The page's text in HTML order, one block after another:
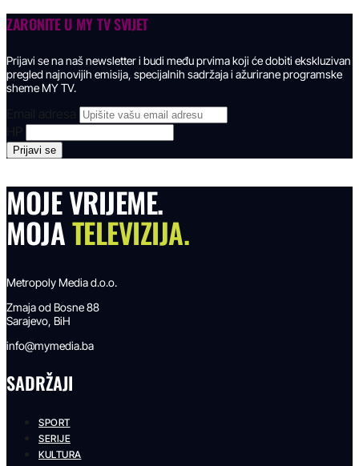
ZARONITE U MY TV SVIJET
Prijavi se na naš newsletter i budi među prvima koji će dobiti ekskluzivan
pregled najnovijih emisija, specijalnih sadržaja i ažurirane programske
sheme MY TV.
Email adresa
MOJE VRIJEME.
MOJATELEVIZIJA.
Metropoly Media d.o.o.
Zmaja od Bosne 88
Sarajevo, BiH
info@mymedia.ba
SADRŽAJI
SPORT
SERIJE
KULTURA